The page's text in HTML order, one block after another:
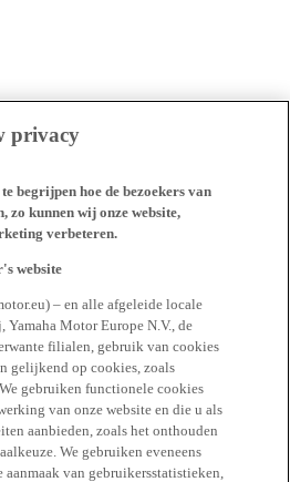
privacy
begrijpen hoe de bezoekers van
zo kunnen wij onze website,
verbeteren.
website
– en alle afgeleide locale
Yamaha Motor Europe N.V., de
filialen, gebruik van cookies
gelijkend op cookies, zoals
gebruiken functionele cookies
van onze website en die u als
aanbieden, zoals het onthouden
We gebruiken eveneens
van gebruikersstatistieken,